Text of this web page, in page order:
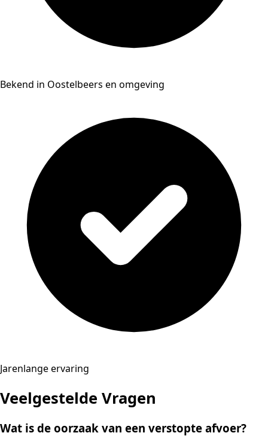
Bekend in Oostelbeers en omgeving
Jarenlange ervaring
Veelgestelde Vragen
Wat is de oorzaak van een verstopte afvoer?